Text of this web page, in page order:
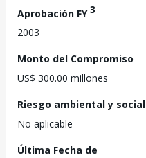
Aprobación FY3
2003
Monto del Compromiso
US$ 300.00 millones
Riesgo ambiental y social
No aplicable
Última Fecha de